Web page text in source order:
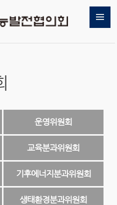
운영위원회
교육분과위원회
기후에너지분과위원회
생태환경분과위원회